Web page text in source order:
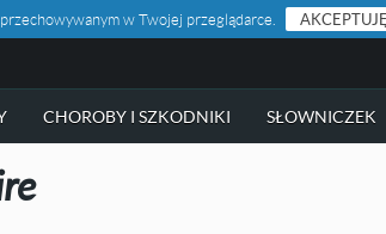
w Twojej przeglądarce.
CHOROBY I SZKODNIKI SŁOWNICZEK